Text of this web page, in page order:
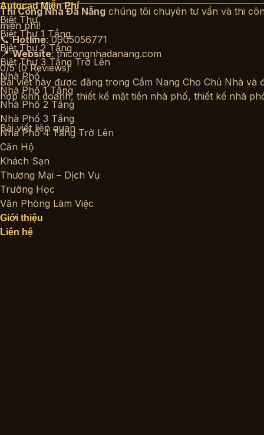
Autocad Miễn Phí
Biệt Thự
Biệt Thự 1 Tầng
Biệt Thự 2 Tầng
Biệt Thự 3 Tầng Trở Lên
Nhà Phố
Nhà Phố 1 Tầng
Nhà Phố 2 Tầng
Nhà Phố 3 Tầng
Nhà Phố 4 Tầng Trở Lên
Căn Hộ
Khách Sạn
Thương Mại – Dịch Vụ
Trường Học
Văn Phòng Làm Việc
Giới thiệu
Liên hệ
Thi Công Nhà Đà Nẵng chúng tôi chuyên tư vấn và thi
miễn phí!
📞Hotline: 0905056771
📍Website: thicongnhadanang.com
0/5(0 Reviews)
Bài viết này được đăng trong Cẩm Nang Cho Chủ Nhà và
hợp kinh doanh, thiết kế mặt tiền nhà phố, thiết kế nhà
Bài viết liên quan